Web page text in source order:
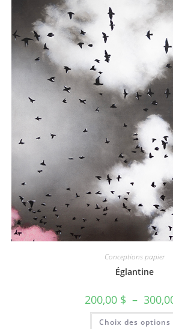
Conceptions papier
Églantine
200,00 $ –
Choix des options